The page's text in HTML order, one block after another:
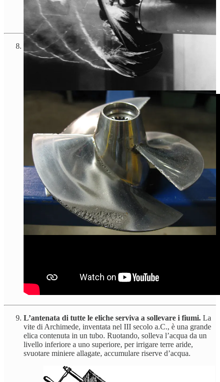
La natura ha inventato l’elicottero molto prima di noi.
seme di acero (samara), cadendo, entra in autorotazione.
Questo movimento vorticoso crea un’area di bassa pressione
stabile sopra il seme; la velocità di caduta si riduce fino al
L’antenata di tutte le eliche serviva a sollevare i fiumi. La
vite di Archimede, inventata nel III secolo a.C., è una grande
elica contenuta in un tubo. Ruotando, solleva l’acqua da un
livello inferiore a uno superiore, per irrigare terre aride,
svuotare miniere allagate, accumulare riserve d’acqua.